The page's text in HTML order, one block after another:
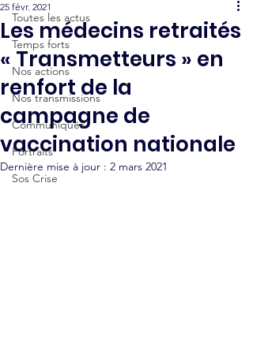
Toutes les actus
Temps forts
Nos actions
Nos transmissions
Communiqués
Portraits
Sos Crise
Les médecins retraités
« Transmetteurs » en
renfort de la
campagne de
vaccination nationale
25 févr. 2021
Dernière mise à jour : 2 mars 2021